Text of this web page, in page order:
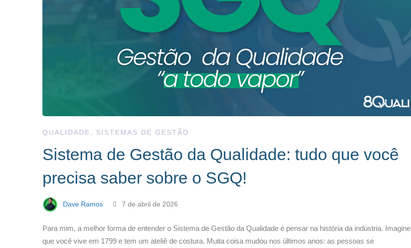
QUALIDADE SISTEMAS DE GESTÃO
Sistema de Gestão da Qualidade: tudo que você
precisa saber sobre o SGQ!
Dave Ramos 7 de abril de 2026
Para mim, a melhor forma de entender o Sistema de Gestão da Qualidade é pensar na história da indústria. Imagine
que você vive em 1799 e tem um ateliê de costura. Muita coisa mudou nos últimos anos: as pessoas se